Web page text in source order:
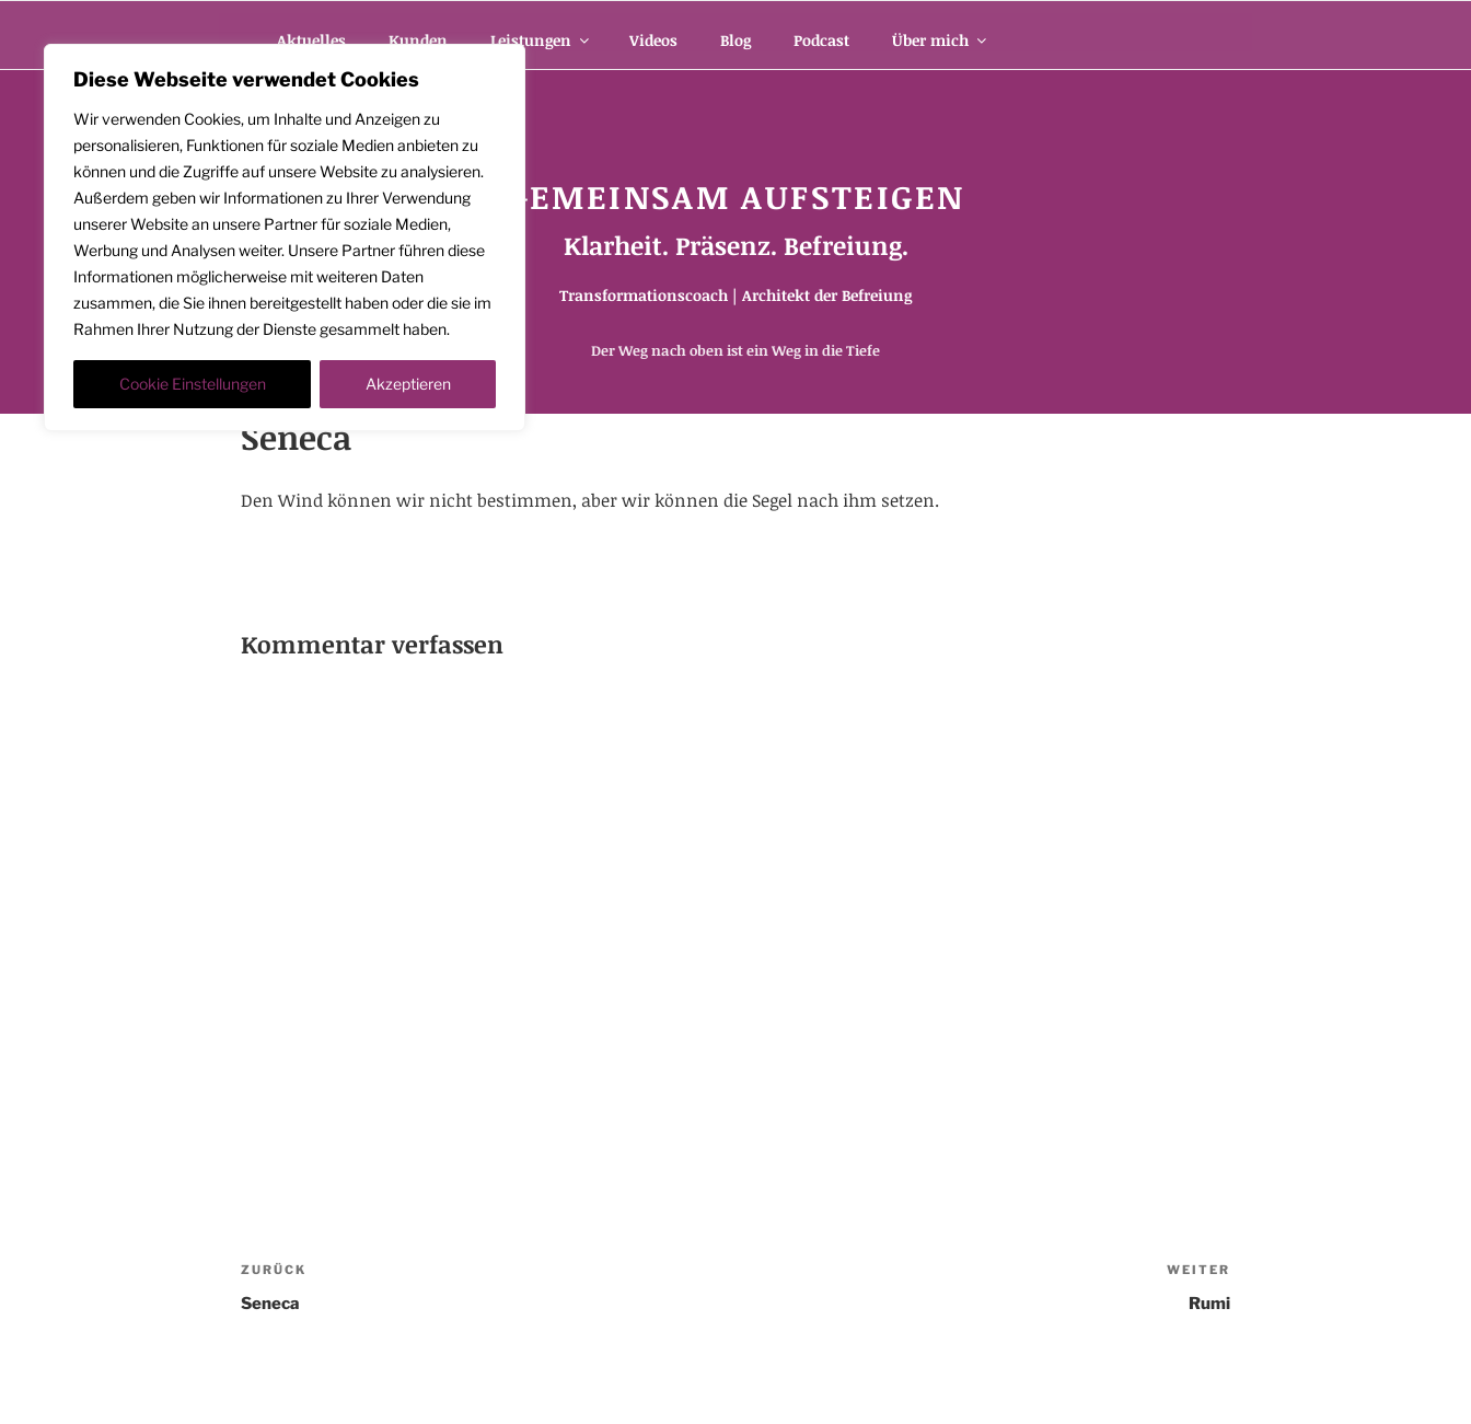
Diese Webseite verwendet Cookies
Wir verwenden Cookies, um Inhalte und Anzeigen zu
personalisieren, Funktionen für soziale Medien anbieten zu
können und die Zugriffe auf unsere Website zu analysieren.
Außerdem geben wir Informationen zu Ihrer Verwendung
unserer Website an unsere Partner für soziale Medien,
Werbung und Analysen weiter. Unsere Partner führen diese
Informationen möglicherweise mit weiteren Daten
zusammen, die Sie ihnen bereitgestellt haben oder die sie im
Rahmen Ihrer Nutzung der Dienste gesammelt haben.
Cookie Einstellungen Akzeptieren
springen
GEMEINSAM AUFSTEIGEN
Klarheit. Präsenz. Befreiung.
Transformationscoach | Architekt der Befreiung
Der Weg nach oben ist ein Weg in die Tiefe
Aktuelles Kunden Leistungen Videos Blog Podcast Über mich
Seneca
Den Wind können wir nicht bestimmen, aber wir können die Segel nach ihm setzen.
Kommentar verfassen
Beitragsnavigation
Vorheriger
Beitrag
ZURÜCK
Seneca
Beitrag
WEITER
Rumi